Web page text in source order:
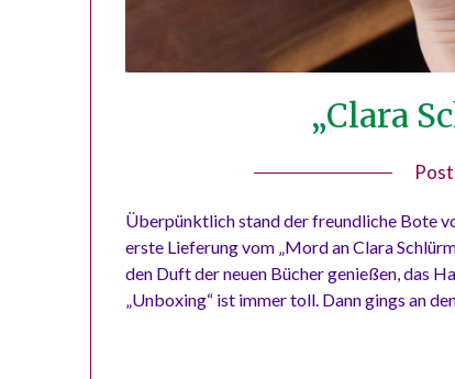
„Clara
Überpünktlich stand der freundliche Bote
erste Lieferung vom „Mord an Clara
den Duft der neuen Bücher genießen, das
„Unboxing“ ist immer toll. Dann gings an